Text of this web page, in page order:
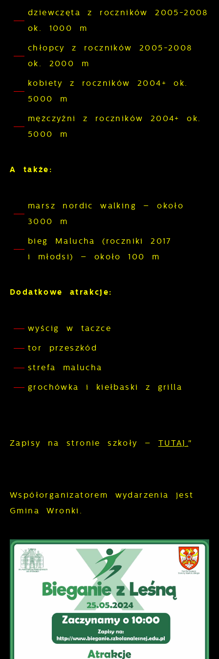
dziewczęta z roczników 2005-2008
ok. 1000 m
chłopcy z roczników 2005-2008
ok. 2000 m
kobiety z roczników 2004+ ok.
5000 m
mężczyźni z roczników 2004+ ok.
5000 m
A także:
marsz nordic walking – około
3000 m
bieg Malucha (roczniki 2017
i młodsi) – około 100 m
Dodatkowe atrakcje:
wyścig w taczce
tor przeszkód
strefa malucha
grochówka i kiełbaski z grilla
Zapisy na stronie szkoły – TUTAJ."
Współorganizatorem wydarzenia jest
Gmina Wronki.
gwarantuje dostępność wszystkich
funkcjonalności.
podstawie analizy Twoich upodobań oraz
Twoich zwyczajów dotyczących
przeglądanej witryny internetowej. Treści
promocyjne mogą pojawić się na stronach
naszymi partnerami oraz innych
dostawców usług. Firmy te działają w
nasze treści w postaci wiadomości, ofert,
komunikatów mediów społecznościowych.